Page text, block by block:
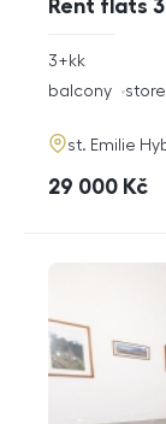
Rent flats
rozměry
3+kk
funkce
balcony store
adresa
st. Emilie
cena
29 000 Kč